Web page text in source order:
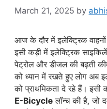
March 21, 2025 by
आज के दौर में इलेक्ट्रिक
इसी कड़ी में इलेक्ट्रिक साइकिलें
पेट्रोल और डीजल की बढ़ती
को ध्यान में रखते हुए लोग अब
को प्राथमिकता दे रहे हैं। इसी
E-Bicycle लॉन्च की है, जो